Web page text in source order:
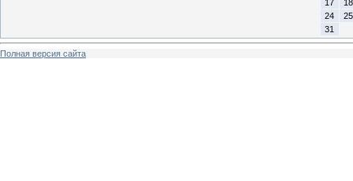
17
18
24
25
31
Полная версия сайта